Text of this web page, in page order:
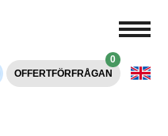
OFFERTFÖRFRÅGAN
0